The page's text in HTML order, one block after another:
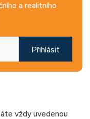
a realitního
Přihlásit
vždy uvedenou